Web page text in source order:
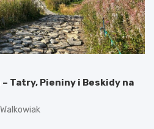
Tatry, Pieniny i Beskidy na